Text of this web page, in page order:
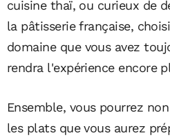
cuisine thaï, ou curieux de
la pâtisserie française,
domaine que vous avez
rendra l'expérience encore
Ensemble, vous pourrez
les plats que vous aurez